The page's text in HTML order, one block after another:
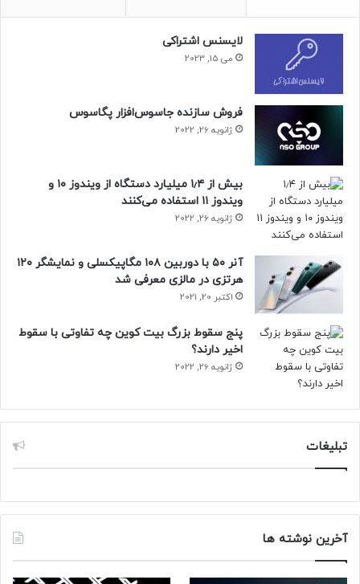
مقاله‌های مرتبط
بوترین در رابطه با آزادی بیان نوشت: «احترام به آزادی بیان وقتی
که با آن موافقیم، آسان است و وقتی آن را ناخوشایند می‌دانیم،
دشوار؛ اما دلایل احترام به آزادی بیان مانند همیشه باقی است.
امروز گروهی ابزار ممنوعیت را کنترل می‌کند و فردا گروه دیگری.»
جدال اخیر بین ماسک و کاربران ایکس پس‌از درگیری او با دولت
برزیل بر سر سانسور رخ داد که در نهایت، به ممنوعیت این پلتفرم
در کشور آمریکای جنوبی منجر شد.
آسمانی شگفت‌انگیز به یکدیگر پیوند می‌خورند
لایسنس اشتراکی
می 15, 2023
فروش سازنده جاسوس‌افزار پگاسوس
ژانویه 26, 2022
بیش از ۱٫۴ میلیارد دستگاه از ویندوز ۱۰ و
ویندوز ۱۱ استفاده می‌کنند
ژانویه 26, 2022
آنر ۵۰ با دوربین ۱۰۸ مگاپیکسلی و نمایشگر ۱۲۰
هرتزی در مالزی معرفی شد
اکتبر 20, 2021
پنج سقوط بزرگ بیت کوین چه تفاوتی با سقوط
اخیر دارند؟
ژانویه 26, 2022
تبلیغات
آخرین نوشته ها